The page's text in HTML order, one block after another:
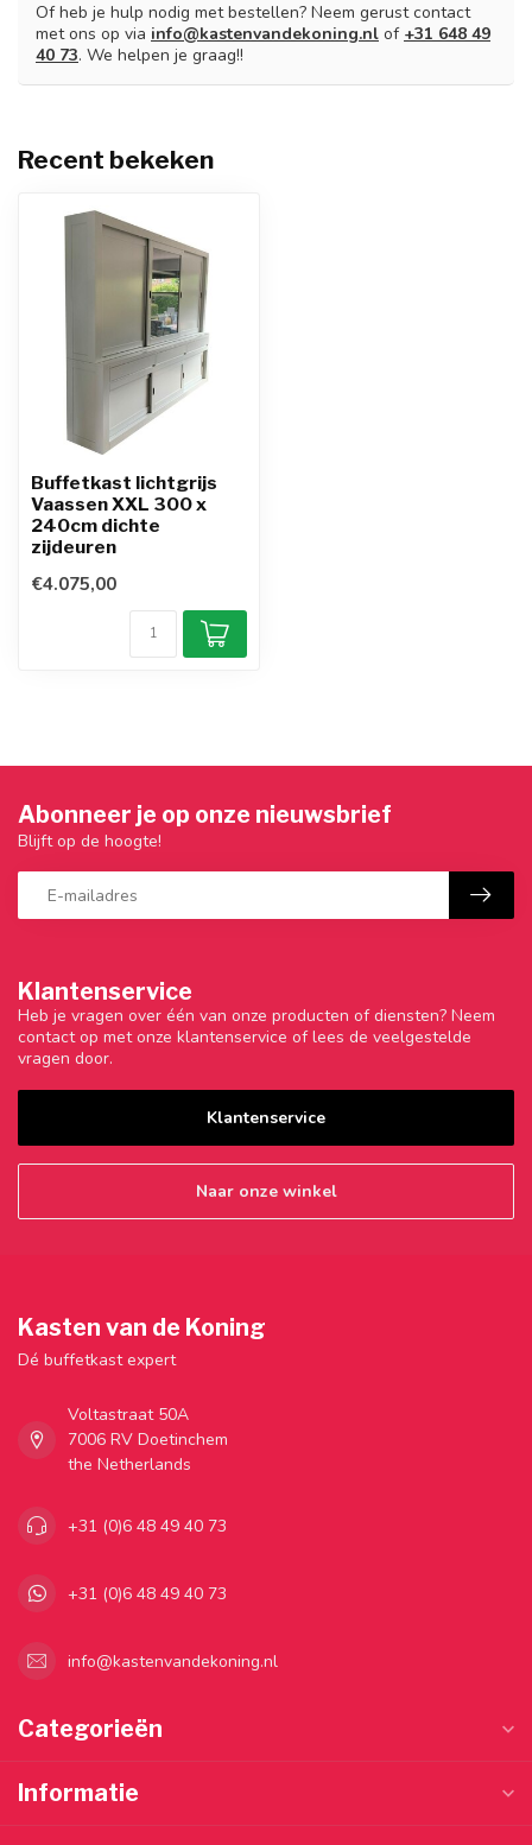
Of heb je hulp nodig met bestellen? Neem gerust contact
met ons op via info@kastenvandekoning.nl of +31 648 49
40 73. We helpen je graag!!
Recent bekeken
Buffetkast lichtgrijs
Vaassen XXL 300 x
240cm dichte
zijdeuren
€4.075,00
Klantenservice
Heb je vragen over één van onze producten of diensten? Neem
contact op met onze klantenservice of lees de veelgestelde
vragen door.
Klantenservice
Naar onze winkel
Abonneer je op onze nieuwsbrief
Blijft op de hoogte!
Kasten van de Koning
Dé buffetkast expert
Voltastraat 50A
7006 RV Doetinchem
the Netherlands
+31 (0)6 48 49 40 73
+31 (0)6 48 49 40 73
info@kastenvandekoning.nl
Categorieën
Informatie